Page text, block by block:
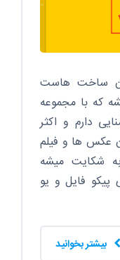
ساخت هاست
که با مجموعه
دارم و اکثر
عکس ها و فیلم
شکایت میشه
فایل و یو